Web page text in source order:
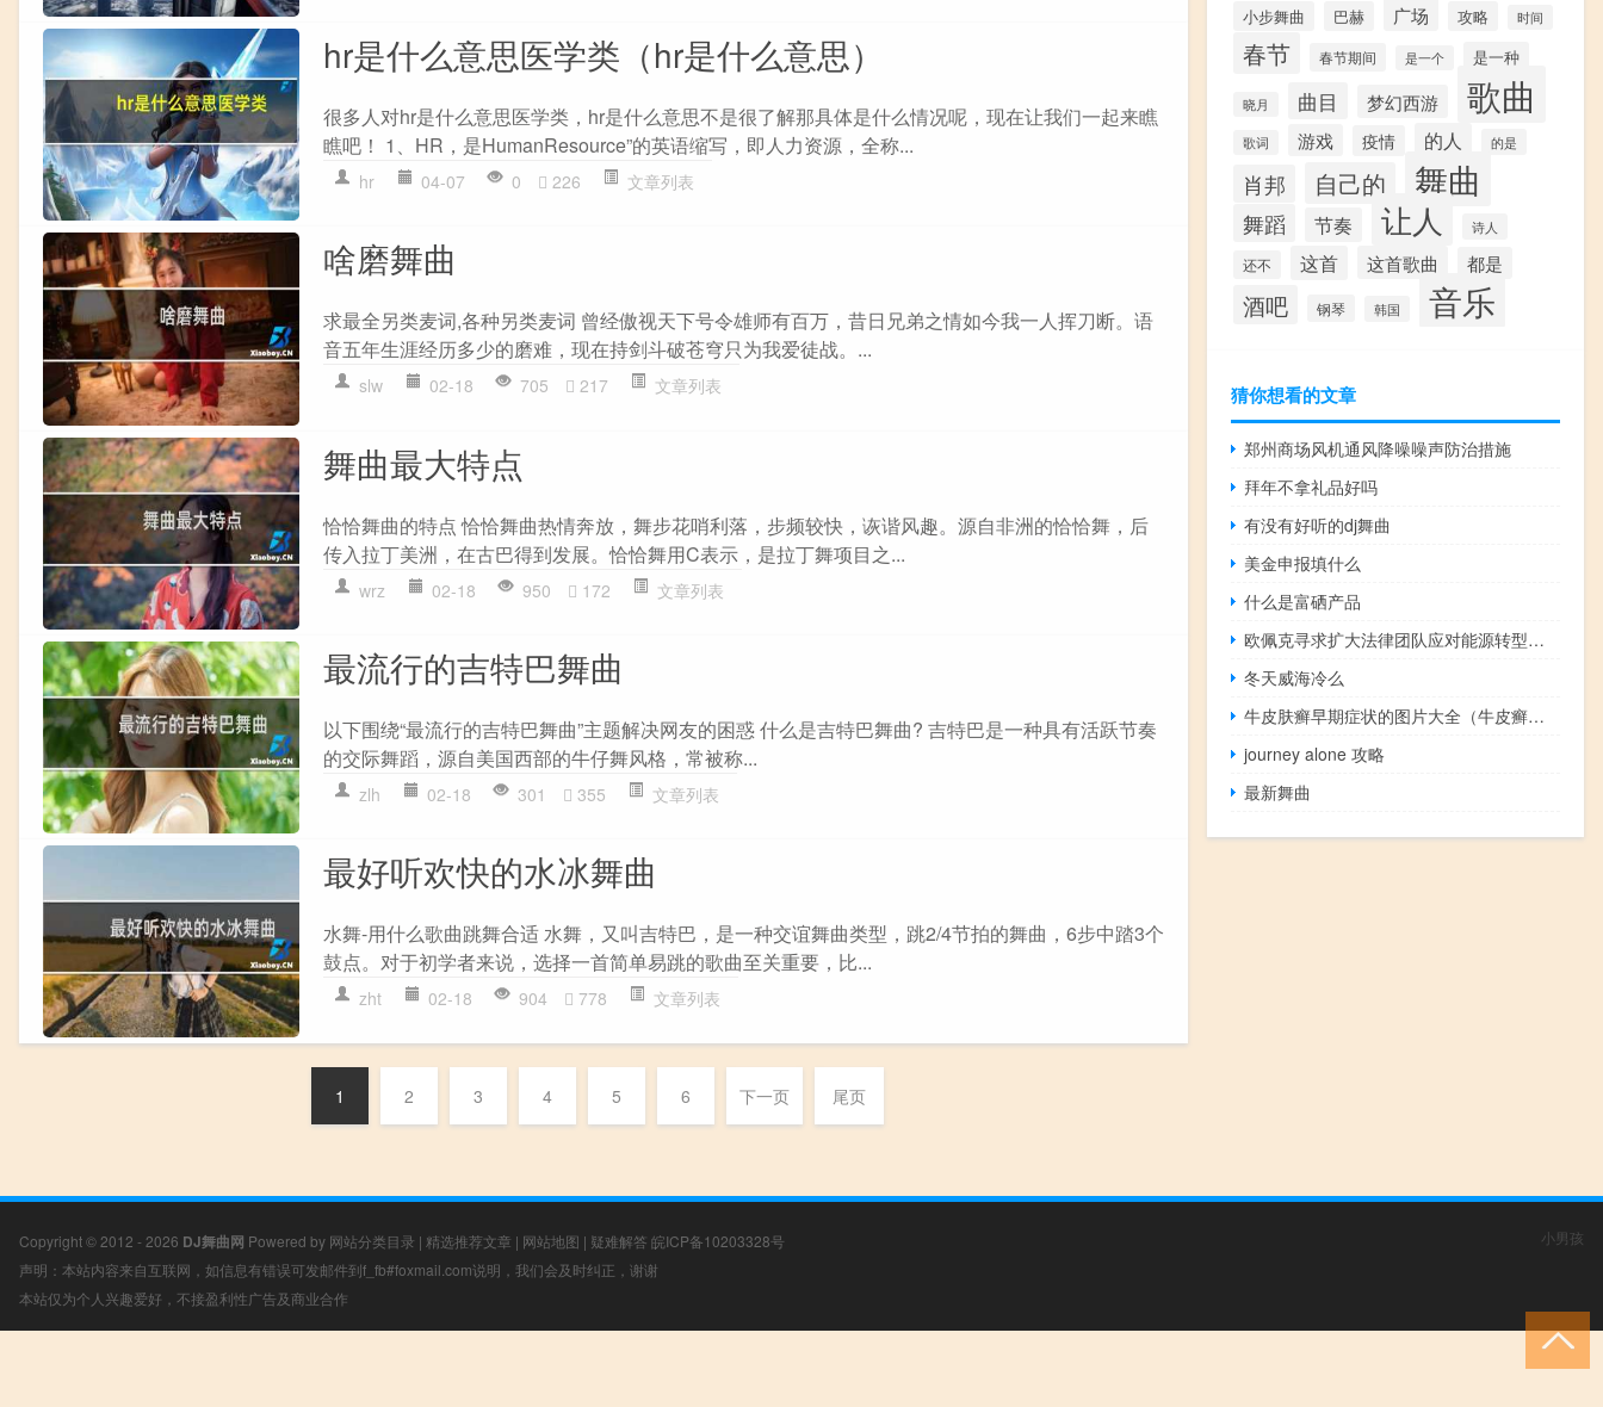
hr是什么意思医学类（hr是什么意思）
很多人对hr是什么意思医学类，hr是什么意思不是很了解那具体是什么情况呢，现在让我们一起来瞧
瞧吧！ 1、HR，是HumanResource”的英语缩写，即人力资源，全称...
hr 04-07 0 226 文章列表
啥磨舞曲
求最全另类麦词,各种另类麦词 曾经傲视天下号令雄师有百万，昔日兄弟之情如今我一人挥刀断。语
音五年生涯经历多少的磨难，现在持剑斗破苍穹只为我爱徒战。...
slw 02-18 705 217 文章列表
舞曲最大特点
恰恰舞曲的特点 恰恰舞曲热情奔放，舞步花哨利落，步频较快，诙谐风趣。源自非洲的恰恰舞，后
传入拉丁美洲，在古巴得到发展。恰恰舞用C表示，是拉丁舞项目之...
wrz 02-18 950 172 文章列表
最流行的吉特巴舞曲
以下围绕“最流行的吉特巴舞曲”主题解决网友的困惑 什么是吉特巴舞曲? 吉特巴是一种具有活跃节奏
的交际舞蹈，源自美国西部的牛仔舞风格，常被称...
zlh 02-18 301 355 文章列表
最好听欢快的水冰舞曲
水舞-用什么歌曲跳舞合适 水舞，又叫吉特巴，是一种交谊舞曲类型，跳2/4节拍的舞曲，6步中踏3个
鼓点。对于初学者来说，选择一首简单易跳的歌曲至关重要，比...
zht 02-18 904 778 文章列表
1 2 3 4 5 6 下一页 尾页
小步舞曲 巴赫 广场 攻略 时间
春节 春节期间 是一个 是一种
晓月 曲目 梦幻西游 歌曲
歌词 游戏 疫情 的人 的是
肖邦 自己的 舞曲
舞蹈 节奏 让人 诗人
还不 这首 这首歌曲 都是
酒吧 钢琴 韩国 音乐
猜你想看的文章
郑州商场风机通风降噪噪声防治措施
拜年不拿礼品好吗
有没有好听的dj舞曲
美金申报填什么
什么是富硒产品
欧佩克寻求扩大法律团队应对能源转型挑战
冬天威海冷么
牛皮肤癣早期症状的图片大全（牛皮癣的早期症状表现图片）
journey alone 攻略
最新舞曲
Copyright © 2012 - 2026 DJ舞曲网 Powered by 网站分类目录 | 精选推荐文章 | 网站地图 | 疑难解答 皖ICP备10203328号
声明：本站内容来自互联网，如信息有错误可发邮件到f_fb#foxmail.com说明，我们会及时纠正，谢谢
本站仅为个人兴趣爱好，不接盈利性广告及商业合作
小男孩